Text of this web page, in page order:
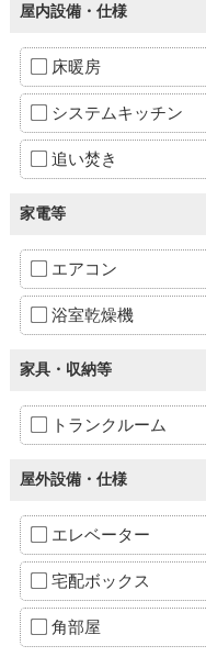
屋内設備・仕様
床暖房
システムキッチン
追い焚き
家電等
エアコン
浴室乾燥機
家具・収納等
トランクルーム
屋外設備・仕様
エレベーター
宅配ボックス
角部屋